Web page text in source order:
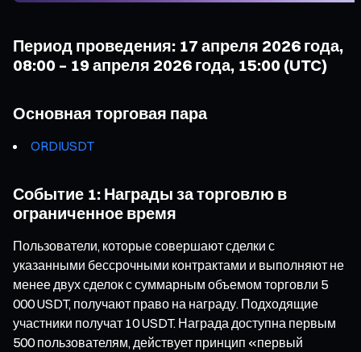
Период проведения: 17 апреля 2026 года,
08:00 – 19 апреля 2026 года, 15:00 (UTC)
Основная торговая пара
ORDIUSDT
Событие 1: Награды за торговлю в
ограниченное время
Пользователи, которые совершают сделки с
указанными бессрочными контрактами и выполняют не
менее двух сделок с суммарным объемом торговли 5
000 USDT, получают право на награду. Подходящие
участники получат 10 USDT. Награда доступна первым
500 пользователям, действует принцип «первый